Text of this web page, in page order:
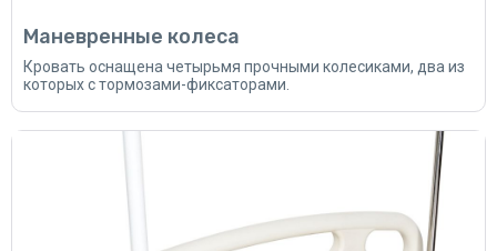
Маневренные колеса
Кровать оснащена четырьмя прочными колесиками, два из
которых с тормозами-фиксаторами.